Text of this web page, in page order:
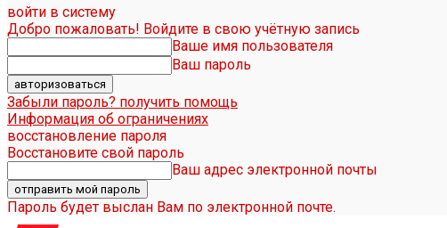
войти в систему
Добро пожаловать! Войдите в свою учётную запись
Ваше имя пользователя
Ваш пароль
Забыли пароль? получить помощь
Информация об ограничениях
восстановление пароля
Восстановите свой пароль
Ваш адрес электронной почты
Пароль будет выслан Вам по электронной почте.